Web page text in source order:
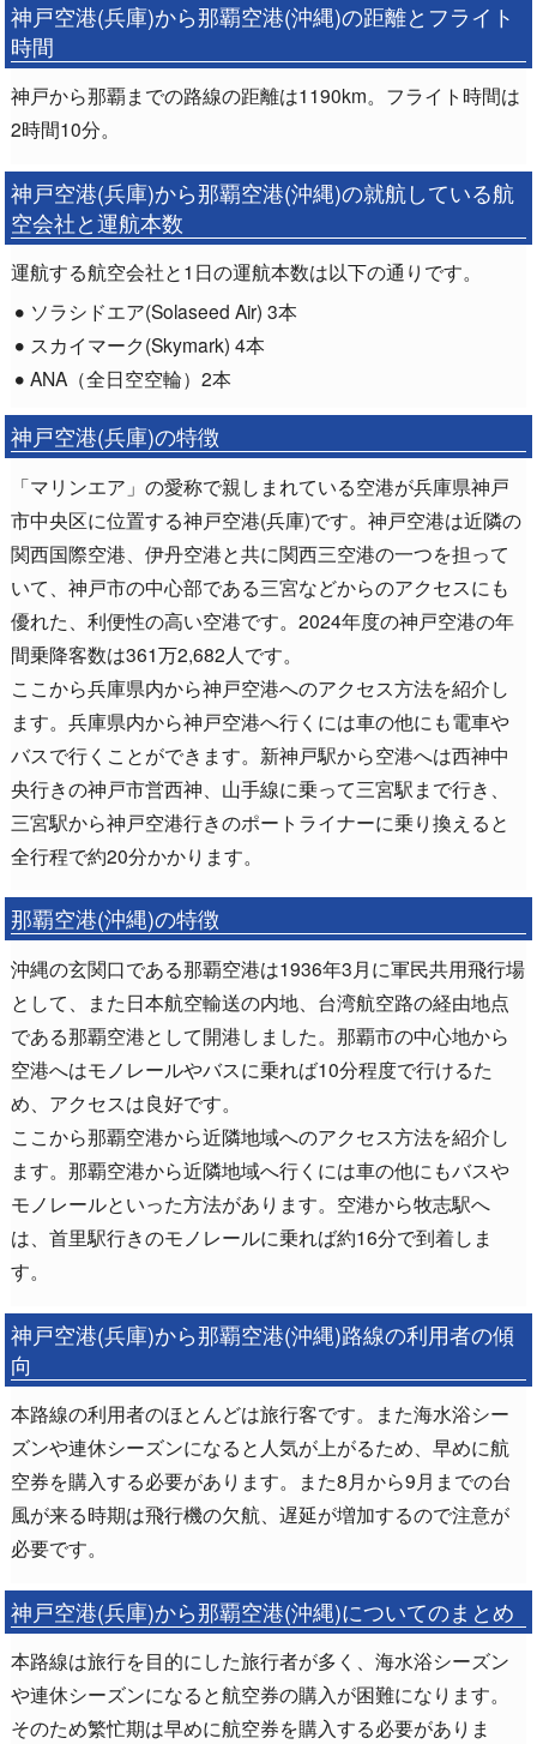
神戸空港(兵庫)から那覇空港(沖縄)の距離とフライト
時間
神戸から那覇までの路線の距離は1190km。フライト時間は
2時間10分。
神戸空港(兵庫)から那覇空港(沖縄)の就航している航
空会社と運航本数
運航する航空会社と1日の運航本数は以下の通りです。
ソラシドエア(Solaseed Air) 3本
スカイマーク(Skymark) 4本
ANA（全日空空輪）2本
神戸空港(兵庫)の特徴
「マリンエア」の愛称で親しまれている空港が兵庫県神戸
市中央区に位置する神戸空港(兵庫)です。神戸空港は近隣の
関西国際空港、伊丹空港と共に関西三空港の一つを担って
いて、神戸市の中心部である三宮などからのアクセスにも
優れた、利便性の高い空港です。2024年度の神戸空港の年
間乗降客数は361万2,682人です。
ここから兵庫県内から神戸空港へのアクセス方法を紹介し
ます。兵庫県内から神戸空港へ行くには車の他にも電車や
バスで行くことができます。新神戸駅から空港へは西神中
央行きの神戸市営西神、山手線に乗って三宮駅まで行き、
三宮駅から神戸空港行きのポートライナーに乗り換えると
全行程で約20分かかります。
那覇空港(沖縄)の特徴
沖縄の玄関口である那覇空港は1936年3月に軍民共用飛行場
として、また日本航空輸送の内地、台湾航空路の経由地点
である那覇空港として開港しました。那覇市の中心地から
空港へはモノレールやバスに乗れば10分程度で行けるた
め、アクセスは良好です。
ここから那覇空港から近隣地域へのアクセス方法を紹介し
ます。那覇空港から近隣地域へ行くには車の他にもバスや
モノレールといった方法があります。空港から牧志駅へ
は、首里駅行きのモノレールに乗れば約16分で到着しま
す。
神戸空港(兵庫)から那覇空港(沖縄)路線の利用者の傾
向
本路線の利用者のほとんどは旅行客です。また海水浴シー
ズンや連休シーズンになると人気が上がるため、早めに航
空券を購入する必要があります。また8月から9月までの台
風が来る時期は飛行機の欠航、遅延が増加するので注意が
必要です。
神戸空港(兵庫)から那覇空港(沖縄)についてのまとめ
本路線は旅行を目的にした旅行者が多く、海水浴シーズン
や連休シーズンになると航空券の購入が困難になります。
そのため繁忙期は早めに航空券を購入する必要がありま